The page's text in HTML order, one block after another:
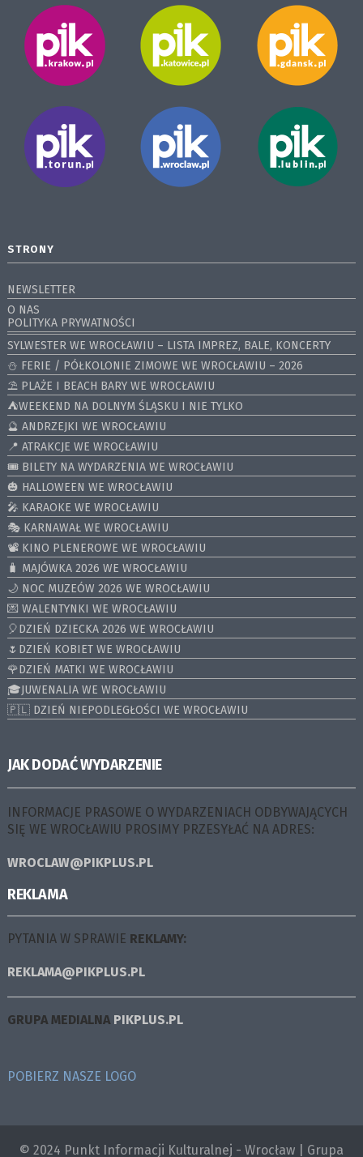
STRONY
NEWSLETTER
O NAS
POLITYKA PRYWATNOŚCI
SYLWESTER WE WROCŁAWIU – LISTA IMPREZ, BALE, KONCERTY
⛄️ FERIE / PÓŁKOLONIE ZIMOWE WE WROCŁAWIU – 2026
⛱️ PLAŻE I BEACH BARY WE WROCŁAWIU
⛺️WEEKEND NA DOLNYM ŚLĄSKU I NIE TYLKO
🔮 ANDRZEJKI WE WROCŁAWIU
📍 ATRAKCJE WE WROCŁAWIU
🎟️ BILETY NA WYDARZENIA WE WROCŁAWIU
🎃 HALLOWEEN WE WROCŁAWIU
🎤 KARAOKE WE WROCŁAWIU
🎭 KARNAWAŁ WE WROCŁAWIU
📽️ KINO PLENEROWE WE WROCŁAWIU
🧳 MAJÓWKA 2026 WE WROCŁAWIU
🌙 NOC MUZEÓW 2026 WE WROCŁAWIU
💌 WALENTYNKI WE WROCŁAWIU
🎈DZIEŃ DZIECKA 2026 WE WROCŁAWIU
🌷DZIEŃ KOBIET WE WROCŁAWIU
🌹DZIEŃ MATKI WE WROCŁAWIU
🎓JUWENALIA WE WROCŁAWIU
🇵🇱 DZIEŃ NIEPODLEGŁOŚCI WE WROCŁAWIU
JAK DODAĆ WYDARZENIE
INFORMACJE PRASOWE O WYDARZENIACH ODBYWAJĄCYCH
SIĘ WE WROCŁAWIU PROSIMY PRZESYŁAĆ NA ADRES:
WROCLAW@PIKPLUS.PL
REKLAMA
PYTANIA W SPRAWIE REKLAMY:
REKLAMA@PIKPLUS.PL
GRUPA MEDIALNA PIKPLUS.PL
POBIERZ NASZE LOGO
© 2024 Punkt Informacji Kulturalnej - Wrocław | Grupa